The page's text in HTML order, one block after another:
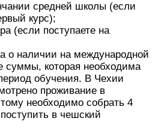
средней школы (если
курс);
(если поступаете на
о наличии на международной
суммы, которая необходима
обучения. В Чехии
проживание в
необходимо собрать 4
в чешский